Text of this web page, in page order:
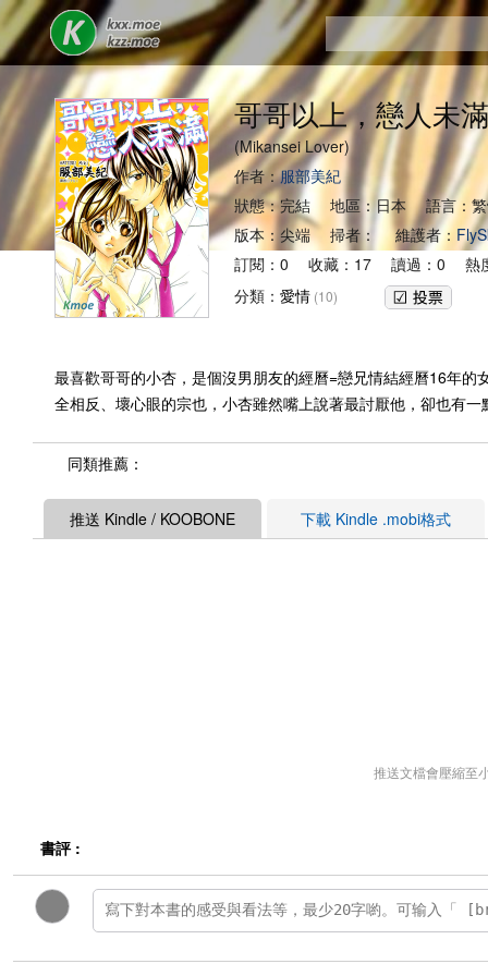
哥哥以上，戀人未滿
(Mikansei Lover)
作者：服部美紀
狀態：完結 地區：日本 語言：
版本：尖端 掃者： 維護者：
訂閱：0 收藏：17 讀過：0 熱
分類： 愛情 (10)
最喜歡哥哥的小杏，是個沒男朋友的經曆=戀兄情結經曆16年
全相反、壞心眼的宗也，小杏雖然嘴上說著最討厭他，卻也有
同類推薦：
推送 Kindle / KOOBONE 下載 Kindle .mobi格式
推送文檔會壓縮至
書評 :